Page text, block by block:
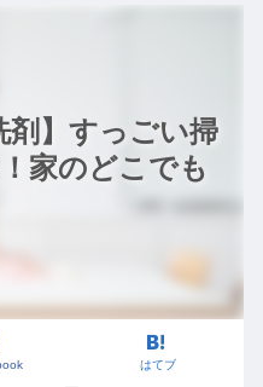
剤】すっごい掃
家のどこでも
はてブ